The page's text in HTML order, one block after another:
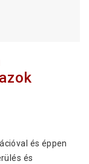
és éppen
és